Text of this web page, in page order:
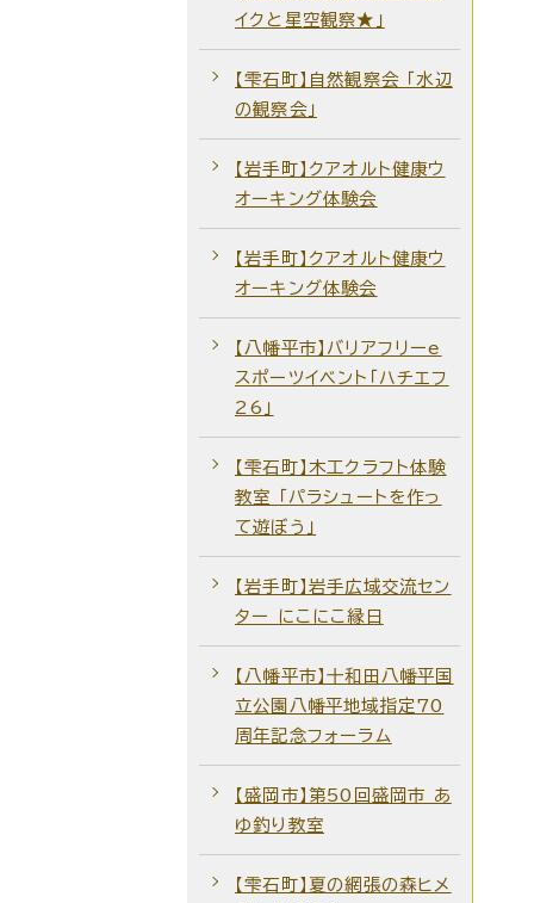
イクと星空観察★」
【雫石町】自然観察会 ｢水辺
の観察会｣
【岩手町】クアオルト健康ウ
オーキング体験会
【岩手町】クアオルト健康ウ
オーキング体験会
【八幡平市】バリアフリーe
スポーツイベント「ハチエフ
26」
【雫石町】木工クラフト体験
教室 「パラシュートを作っ
て遊ぼう」
【岩手町】岩手広域交流セン
ター にこにこ縁日
【八幡平市】十和田八幡平国
立公園八幡平地域指定70
周年記念フォーラム
【盛岡市】第50回盛岡市 あ
ゆ釣り教室
【雫石町】夏の網張の森ヒメ